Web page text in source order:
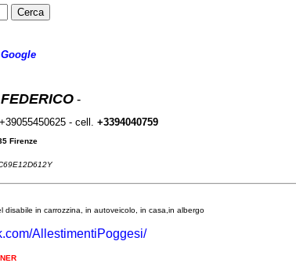
Google
-
- cell. +3394040759
Firenze
disabile in carrozzina, in autoveicolo, in casa,in albergo
AllestimentiPoggesi/